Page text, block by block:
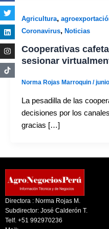
Agricultura,
Coronavirus, Noticias
Cooperativas
sesionar
Norma Rojas Marroquin /
La pesadilla de las
decisiones por los
gracias […]
Directora : Norma Rojas M.
Subdirector: José Calderón T.
Telf. +51 992970236